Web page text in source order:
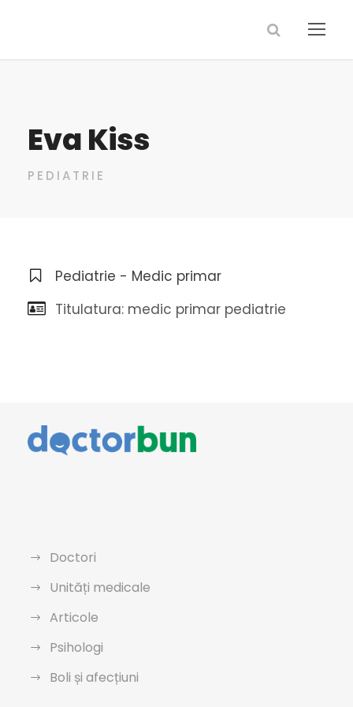
Eva Kiss
PEDIATRIE
Pediatrie - Medic primar
Titulatura: medic primar pediatrie
Doctori
Unități medicale
Articole
Psihologi
Boli și afecțiuni